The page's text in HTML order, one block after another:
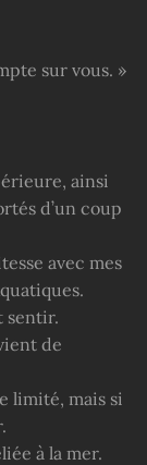
sur vous. »
ainsi
d’un coup
avec mes
sentir.
de
limité, mais si
à la mer.